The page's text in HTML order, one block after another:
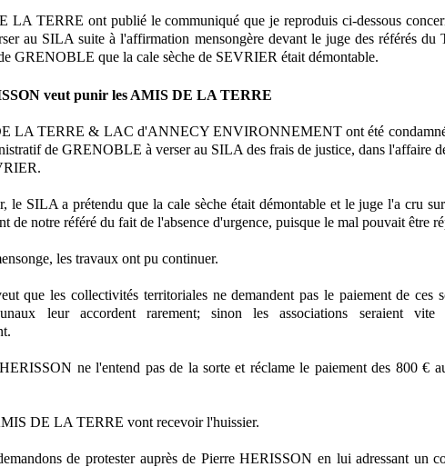
LA TERRE ont publié le communiqué que je reproduis ci-dessous
au SILA suite à l'affirmation mensongère devant le juge des référés du
GRENOBLE que la cale sèche de SEVRIER était démontable.
veut punir les AMIS DE LA TERRE
LA TERRE & LAC d'ANNECY ENVIRONNEMENT ont été
de GRENOBLE à verser au SILA des frais de justice, dans l'affaire
le SILA a prétendu que la cale sèche était démontable et le juge l'a cru
de notre référé du fait de l'absence d'urgence, puisque le mal pouvait être
les travaux ont pu continuer.
que les collectivités territoriales ne demandent pas le paiement de ces
leur accordent rarement; sinon les associations seraient vite
ne l'entend pas de la sorte et réclame le paiement des 800 €
DE LA TERRE vont recevoir l'huissier.
de protester auprès de Pierre HERISSON en lui adressant un